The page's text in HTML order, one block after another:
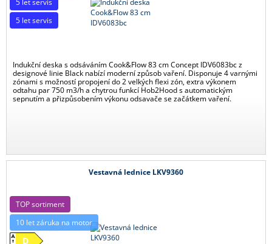
Indukční deska s odsáváním Cook&Flow 83 cm Concept IDV6083bc z
designové linie Black nabízí moderní způsob vaření. Disponuje 4 varnými
zónami s možností propojení do 2 velkých flexi zón, extra výkonem
odtahu par 750 m3/h a chytrou funkcí Hob2Hood s automatickým
sepnutím a přizpůsobením výkonu odsavače se začátkem vaření.
5 let servis
Vestavná lednice LKV9360
TOP sortiment
10 let záruka na motor
D